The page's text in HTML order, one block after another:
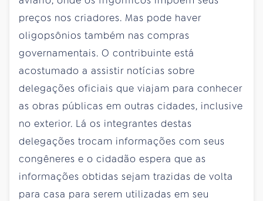
preços nos criadores. Mas pode haver
oligopsônios também nas compras
governamentais. O contribuinte está
acostumado a assistir notícias sobre
delegações oficiais que viajam para conhecer
as obras públicas em outras cidades, inclusive
no exterior. Lá os integrantes destas
delegações trocam informações com seus
congêneres e o cidadão espera que as
informações obtidas sejam trazidas de volta
para casa para serem utilizadas em seu